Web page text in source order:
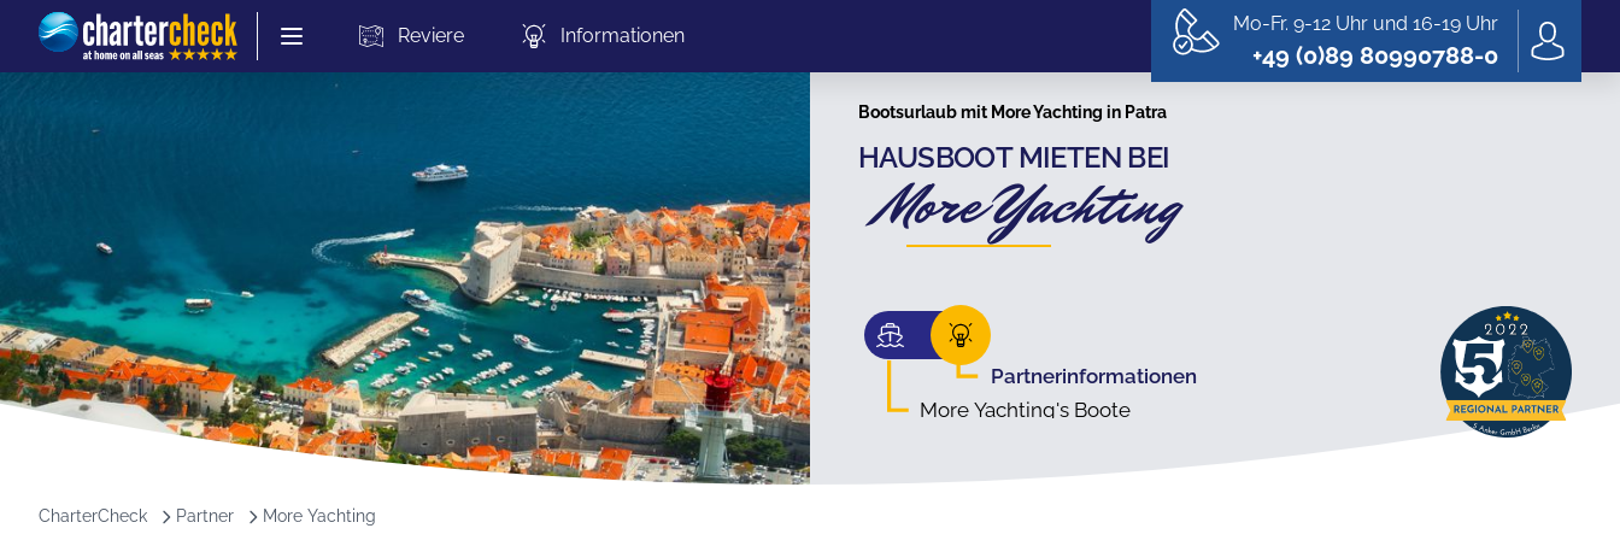
Chartercheck Reviere Informationen Mo-Fr. 9-12 Uhr und 16-19 Uhr
+49 (0)89 80990788-0
Bootsurlaub mit More Yachting in Patra
HAUSBOOT MIETEN BEI
More Yachting
Partnerinformationen
More Yachting's Boote
CharterCheck Partner More Yachting